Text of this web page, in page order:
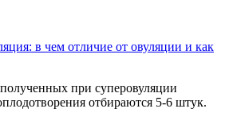
в чем отличие от овуляции и как
при суперовуляции
отбираются 5-6 штук.